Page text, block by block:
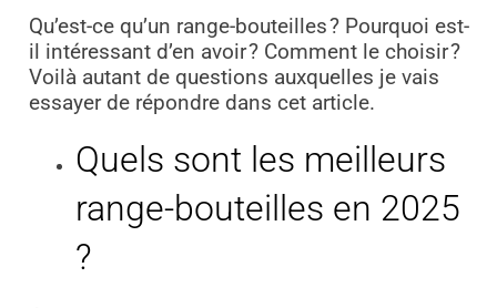
Qu’est-ce qu’un range-bouteilles ? Pourquoi est-
il intéressant d’en avoir ? Comment le choisir ?
Voilà autant de questions auxquelles je vais
essayer de répondre dans cet article.
Quels sont les meilleurs
range-bouteilles en 2025
?